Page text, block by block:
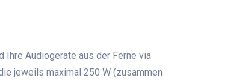
Ihre Audiogeräte aus der Ferne via
jeweils maximal 250 W (zusammen